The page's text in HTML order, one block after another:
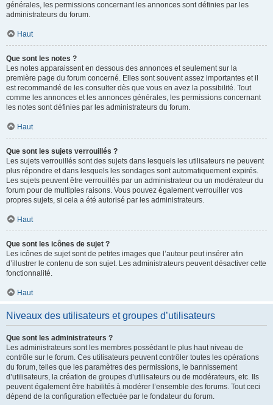
générales, les permissions concernant les annonces sont définies par les
administrateurs du forum.
Haut
Que sont les notes ?
Les notes apparaissent en dessous des annonces et seulement sur la
première page du forum concerné. Elles sont souvent assez importantes et il
est recommandé de les consulter dès que vous en avez la possibilité. Tout
comme les annonces et les annonces générales, les permissions concernant
les notes sont définies par les administrateurs du forum.
Haut
Que sont les sujets verrouillés ?
Les sujets verrouillés sont des sujets dans lesquels les utilisateurs ne peuvent
plus répondre et dans lesquels les sondages sont automatiquement expirés.
Les sujets peuvent être verrouillés par un administrateur ou un modérateur du
forum pour de multiples raisons. Vous pouvez également verrouiller vos
propres sujets, si cela a été autorisé par les administrateurs.
Haut
Que sont les icônes de sujet ?
Les icônes de sujet sont de petites images que l’auteur peut insérer afin
d’illustrer le contenu de son sujet. Les administrateurs peuvent désactiver cette
fonctionnalité.
Haut
Niveaux des utilisateurs et groupes d’utilisateurs
Que sont les administrateurs ?
Les administrateurs sont les membres possédant le plus haut niveau de
contrôle sur le forum. Ces utilisateurs peuvent contrôler toutes les opérations
du forum, telles que les paramètres des permissions, le bannissement
d’utilisateurs, la création de groupes d’utilisateurs ou de modérateurs, etc. Ils
peuvent également être habilités à modérer l’ensemble des forums. Tout ceci
dépend de la configuration effectuée par le fondateur du forum.